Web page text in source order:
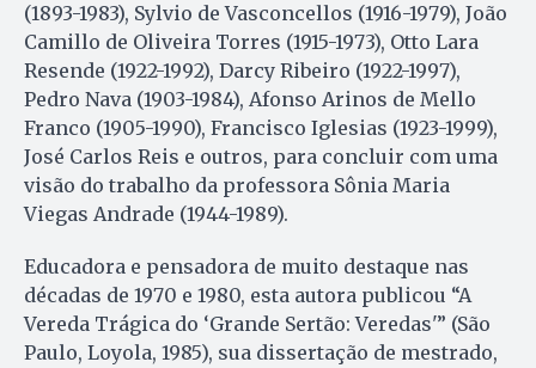
(1893-1983), Sylvio de Vasconcellos (1916-1979), João
Camillo de Oliveira Torres (1915-1973), Otto Lara
Resende (1922-1992), Darcy Ribeiro (1922-1997),
Pedro Nava (1903-1984), Afonso Arinos de Mello
Franco (1905-1990), Francisco Iglesias (1923-1999),
José Carlos Reis e outros, para concluir com uma
visão do trabalho da professora Sônia Maria
Viegas Andrade (1944-1989).
Educadora e pensadora de muito destaque nas
décadas de 1970 e 1980, esta autora publicou “A
Vereda Trágica do ‘Grande Sertão: Veredas'” (São
Paulo, Loyola, 1985), sua dissertação de mestrado,